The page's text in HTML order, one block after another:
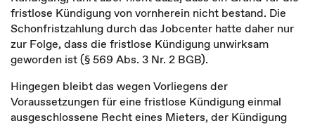
fristlose Kündigung von vornherein nicht bestand. Die
Schonfristzahlung durch das Jobcenter hatte daher nur
zur Folge, dass die fristlose Kündigung unwirksam
geworden ist (§ 569 Abs. 3 Nr. 2 BGB).
Hingegen bleibt das wegen Vorliegens der
Voraussetzungen für eine fristlose Kündigung einmal
ausgeschlossene Recht eines Mieters, der Kündigung